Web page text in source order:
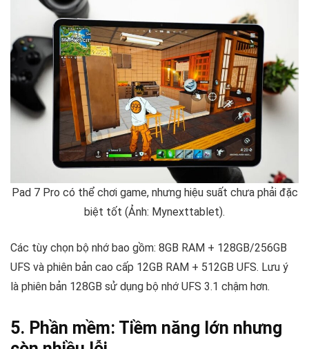
Pad 7 Pro có thể chơi game, nhưng hiệu suất chưa phải đặc
biệt tốt (Ảnh: Mynexttablet).
Các tùy chọn bộ nhớ bao gồm: 8GB RAM + 128GB/256GB
UFS và phiên bản cao cấp 12GB RAM + 512GB UFS. Lưu ý
là phiên bản 128GB sử dụng bộ nhớ UFS 3.1 chậm hơn.
5. Phần mềm: Tiềm năng lớn nhưng